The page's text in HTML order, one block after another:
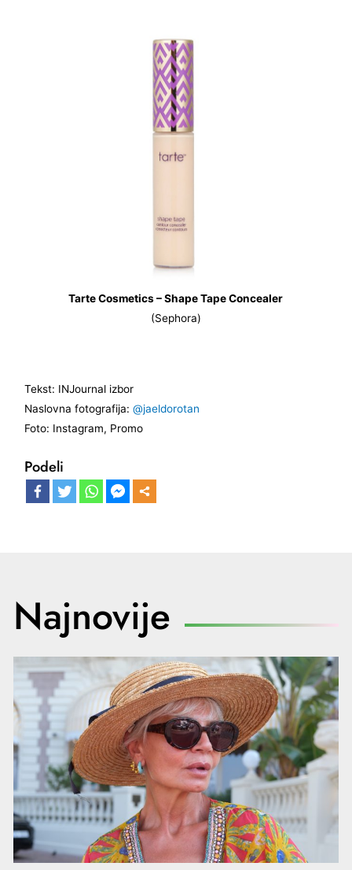
Tarte Cosmetics – Shape Tape Concealer
(Sephora)
Tekst: INJournal izbor
Naslovna fotografija:@jaeldorotan
Foto: Instagram, Promo
Podeli
Najnovije